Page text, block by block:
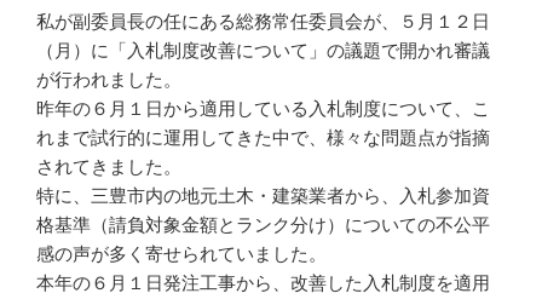
私が副委員長の任にある総務常任委員会が、５月１２日
（月）に「入札制度改善について」の議題で開かれ審議
が行われました。
昨年の６月１日から適用している入札制度について、こ
れまで試行的に運用してきた中で、様々な問題点が指摘
されてきました。
特に、三豊市内の地元土木・建築業者から、入札参加資
格基準（請負対象金額とランク分け）についての不公平
感の声が多く寄せられていました。
本年の６月１日発注工事から、改善した入札制度を適用